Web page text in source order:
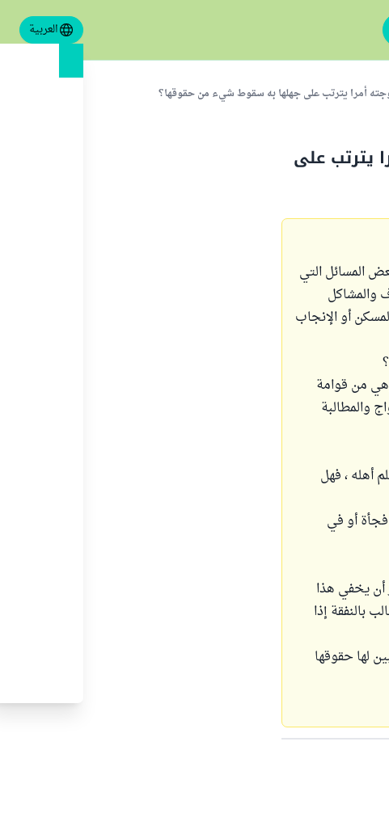
العربية
أمرا يترتب على جهلها به سقوط شيء من حقوقها؟
يترتب على
المسائل التي
والمشاكل
أو الإنجاب
من قوامة
والمطالبة
أهله ، فهل
أو في
أن يخفي هذا
بالنفقة إذا
لها حقوقها